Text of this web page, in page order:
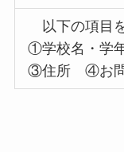
以下の項目
①学校名・学
③住所 ④お問